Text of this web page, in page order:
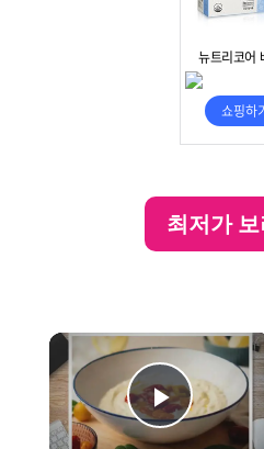
최저가
×
Play